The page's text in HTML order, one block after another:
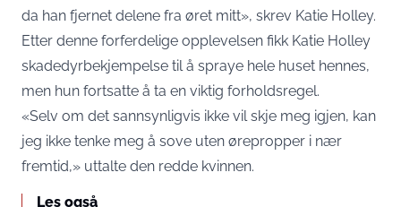
da han fjernet delene fra øret mitt», skrev Katie Holley.
Etter denne forferdelige opplevelsen fikk Katie Holley
skadedyrbekjempelse til å spraye hele huset hennes,
men hun fortsatte å ta en viktig forholdsregel.
«Selv om det sannsynligvis ikke vil skje meg igjen, kan
jeg ikke tenke meg å sove uten ørepropper i nær
fremtid,» uttalte den redde kvinnen.
Les også